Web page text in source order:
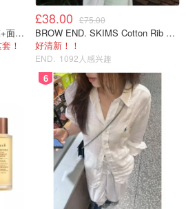
，看的时候也超级紧张,心都是
后所有人成功越过边境到达西德的
5555😭看完还特意谷歌了当时德
了，东德西德恢复统一。虽然是冷
，切尔诺贝利核电站爆炸，产生
子弹。面对从上至下的封锁消息，
200ml卸妆膏+100ml急救面膜+面霜+洁颜布
！
£38.00 £75.00
BROW END. SKIMS Cotton Rib 长款背心连衣裙 薄荷绿
好清新！！
END. 1092人感兴趣
6